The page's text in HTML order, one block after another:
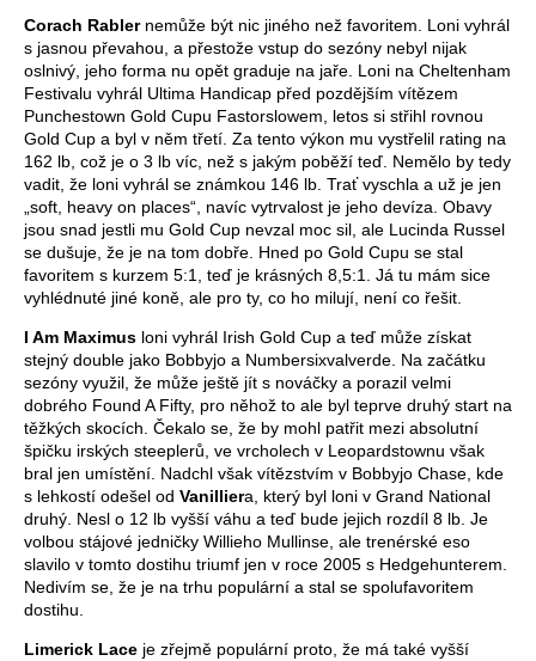
Corach Rablernemůže být nic jiného než favoritem. Loni vyhrál
s jasnou převahou, a přestože vstup do sezóny nebyl nijak
oslnivý, jeho forma nu opět graduje na jaře. Loni na Cheltenham
Festivalu vyhrál Ultima Handicap před pozdějším vítězem
Punchestown Gold Cupu Fastorslowem, letos si střihl rovnou
Gold Cup a byl v něm třetí. Za tento výkon mu vystřelil rating na
162 lb, což je o 3 lb víc, než s jakým poběží teď. Nemělo by tedy
vadit, že loni vyhrál se známkou 146 lb. Trať vyschla a už je jen
„soft, heavy on places“, navíc vytrvalost je jeho devíza. Obavy
jsou snad jestli mu Gold Cup nevzal moc sil, ale Lucinda Russel
se dušuje, že je na tom dobře. Hned po Gold Cupu se stal
favoritem s kurzem 5:1, teď je krásných 8,5:1. Já tu mám sice
vyhlédnuté jiné koně, ale pro ty, co ho milují, není co řešit.
I Am Maximus loni vyhrál Irish Gold Cup a teď může získat
stejný double jako Bobbyjo a Numbersixvalverde. Na začátku
sezóny využil, že může ještě jít s nováčky a porazil velmi
dobrého Found A Fifty, pro něhož to ale byl teprve druhý start na
těžkých skocích. Čekalo se, že by mohl patřit mezi absolutní
špičku irských steeplerů, ve vrcholech v Leopardstownu však
bral jen umístění. Nadchl však vítězstvím v Bobbyjo Chase, kde
s lehkostí odešel od Vanilliera, který byl loni v Grand National
druhý. Nesl o 12 lb vyšší váhu a teď bude jejich rozdíl 8 lb. Je
volbou stájové jedničky Willieho Mullinse, ale trenérské eso
slavilo v tomto dostihu triumf jen v roce 2005 s Hedgehunterem.
Nedivím se, že je na trhu populární a stal se spolufavoritem
dostihu.
Limerick Lace je zřejmě populární proto, že má také vyšší